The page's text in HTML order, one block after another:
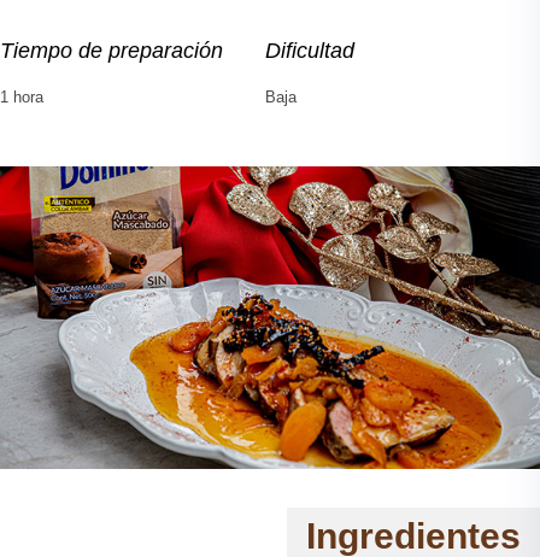
Tiempo de preparación
1 hora
Dificultad
Baja
Ingredientes